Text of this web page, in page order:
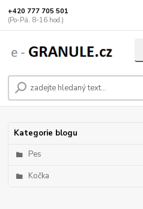
+420 777 705 501
(Po-Pá, 8-16 hod.)
Kategorie blogu
Pes
Kočka